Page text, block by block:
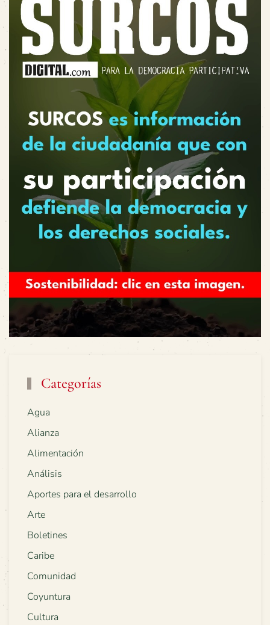
Categorías
Agua
Alianza
Alimentación
Análisis
Aportes para el desarrollo
Arte
Boletines
Caribe
Comunidad
Coyuntura
Cultura